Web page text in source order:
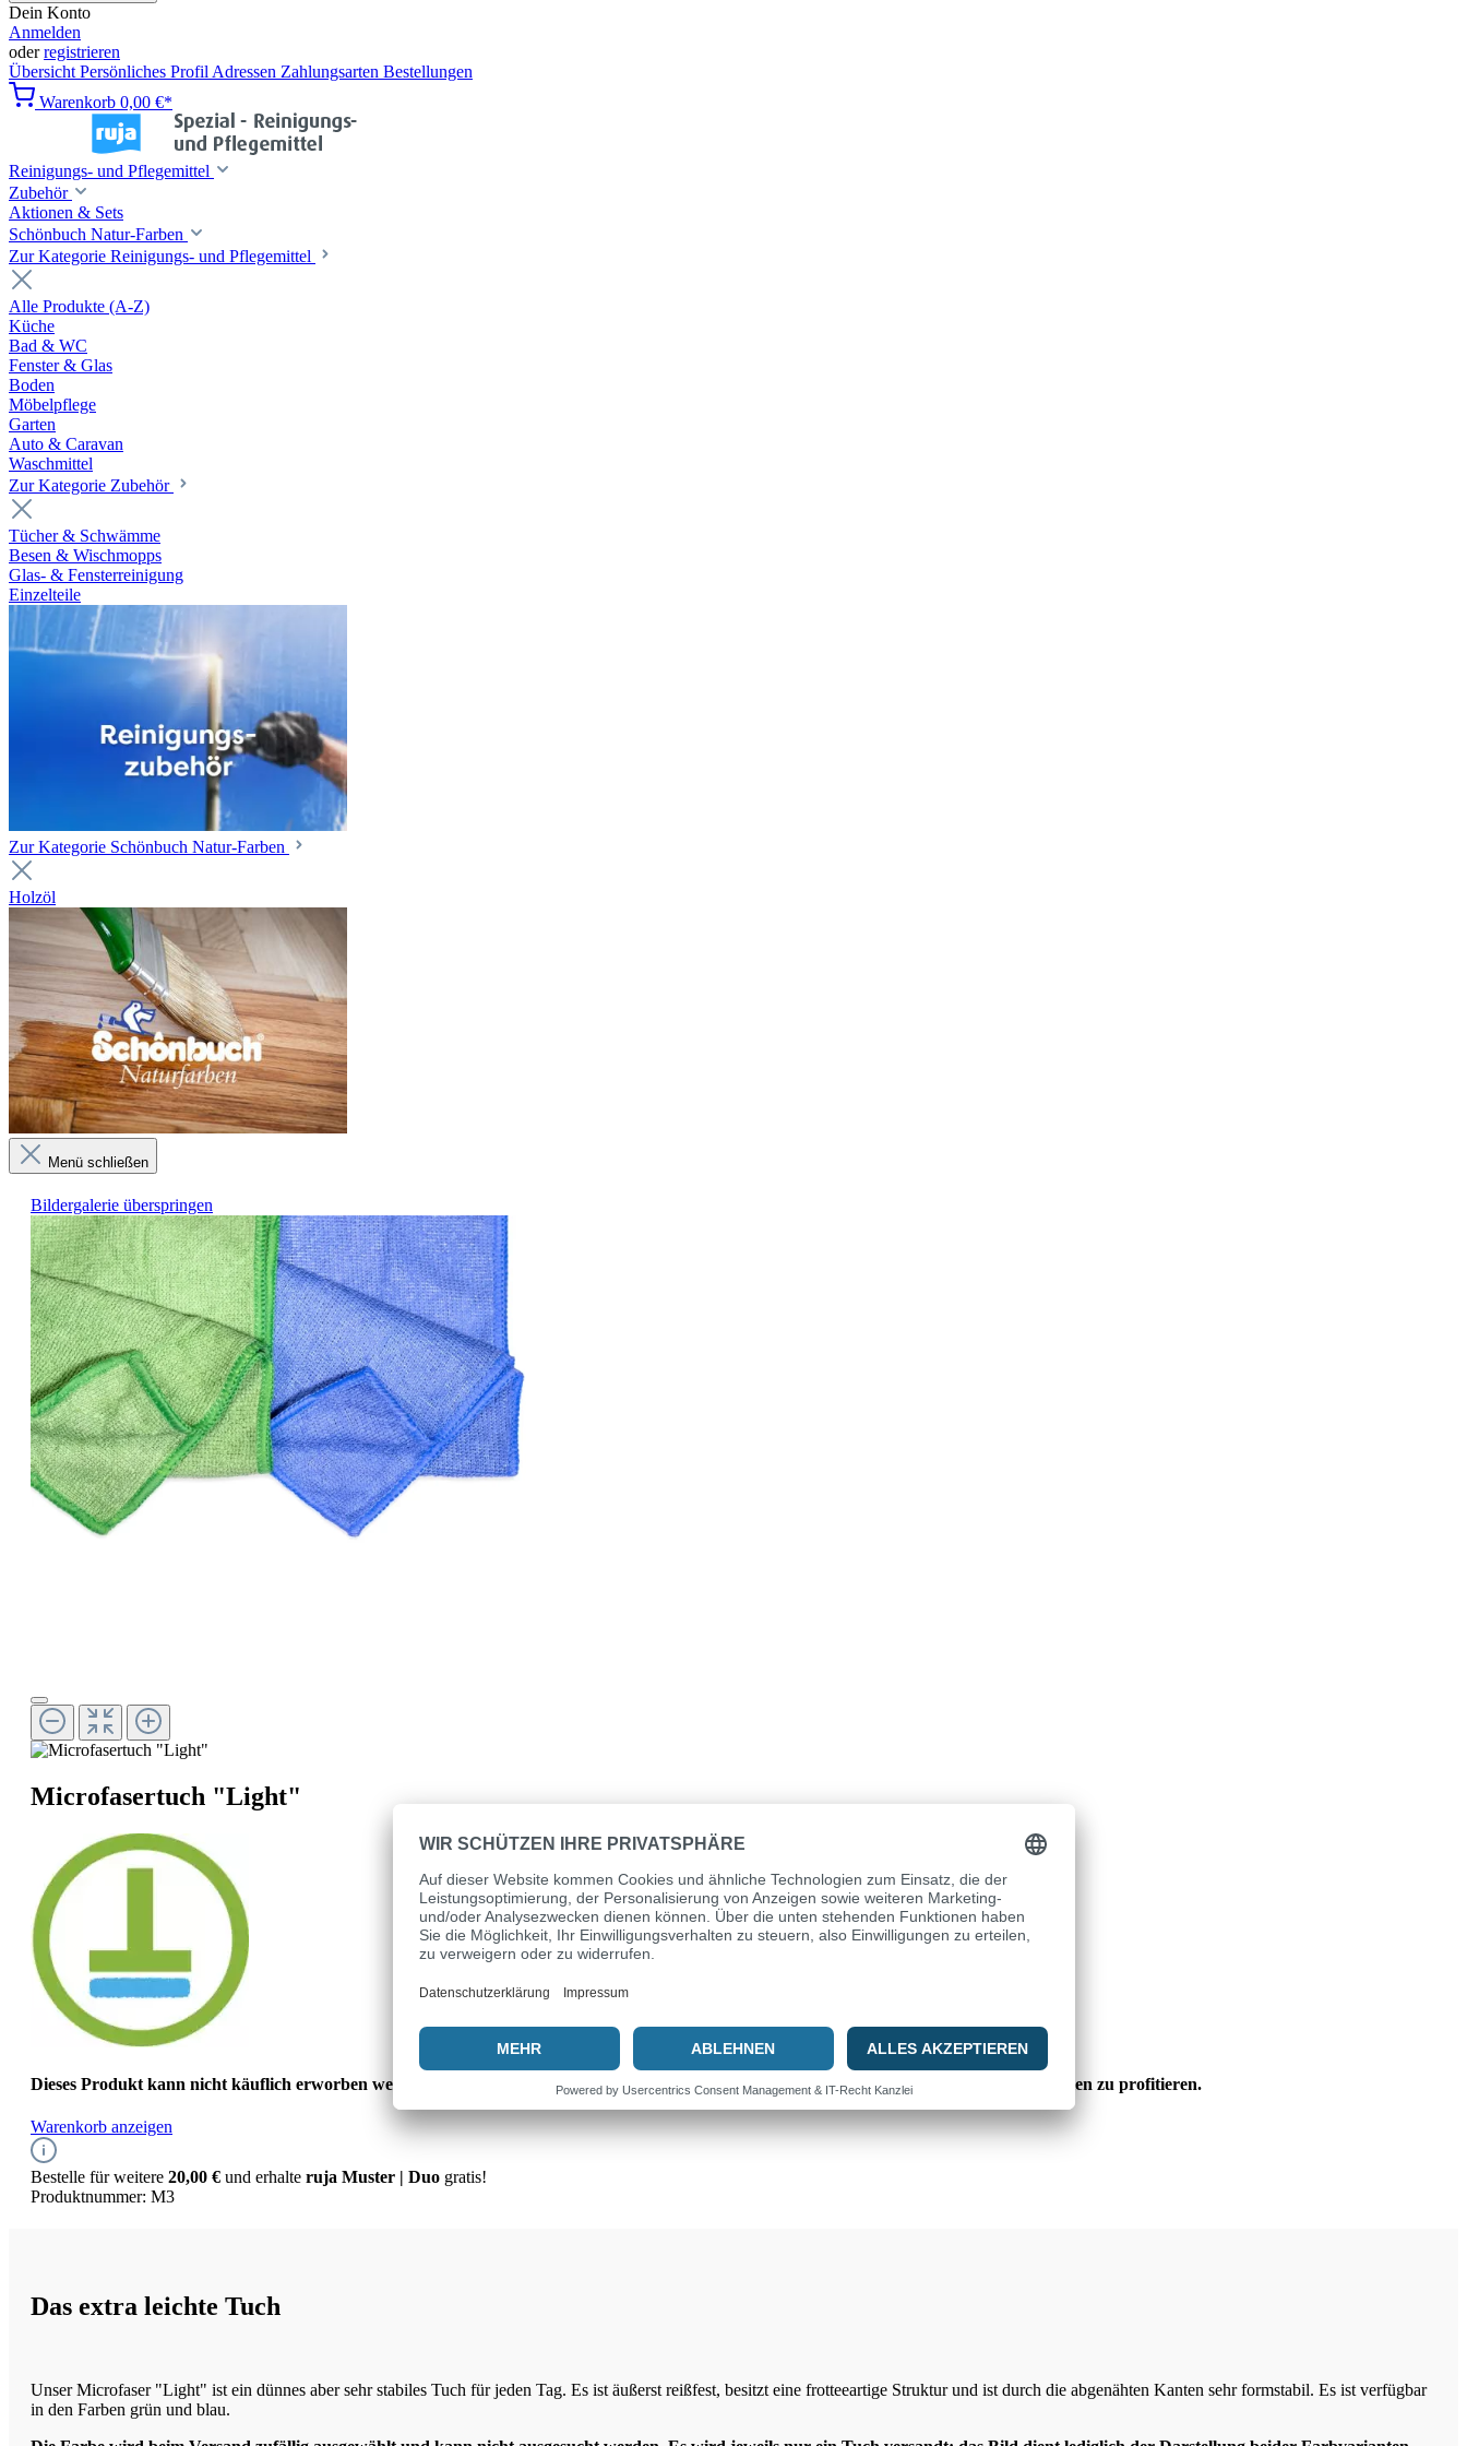
Dein Konto
Anmelden
oderregistrieren
Übersicht Persönliches Profil Adressen Zahlungsarten Bestellungen
Warenkorb 0,00 €*
Reinigungs- und Pflegemittel
Zubehör
Aktionen & Sets
Schönbuch Natur-Farben
Zur Kategorie Reinigungs- und Pflegemittel
Alle Produkte (A-Z)
Küche
Bad & WC
Fenster & Glas
Boden
Möbelpflege
Garten
Auto & Caravan
Waschmittel
Zur Kategorie Zubehör
Tücher & Schwämme
Besen & Wischmopps
Glas- & Fensterreinigung
Einzelteile
Zur Kategorie Schönbuch Natur-Farben
Holzöl
Menü schließen
Bildergalerie überspringen
Microfasertuch "Light"
Dieses Produkt kann nicht käuflich erworben werden, da es sich um ein Gratisprodukt handelt. Besuche den Warenkorb, um von den Vorteilen zu profitieren.
Warenkorb anzeigen
Bestelle für weitere 20,00 € und erhalte ruja Muster | Duo gratis!
Produktnummer: M3
Das extra leichte Tuch
Unser Microfaser "Light" ist ein dünnes aber sehr stabiles Tuch für jeden Tag. Es ist äußerst reißfest, besitzt eine frotteeartige Struktur und ist durch die abgenähten Kanten sehr formstabil. Es ist verfügbar
in den Farben grün und blau.